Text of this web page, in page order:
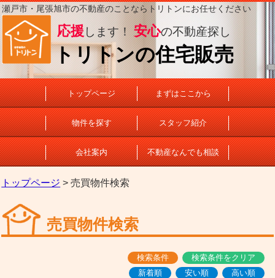
瀬戸市・尾張旭市の不動産のことならトリトンにお任せください
応援 します！安心の不動産探し
トリトンの住宅販売
トップページ まずはここから
物件を探す スタッフ紹介
会社案内 不動産なんでも相談
トップページ > 売買物件検索
売買物件検索
検索条件
検索条件をクリア
新着順
安い順 高い順